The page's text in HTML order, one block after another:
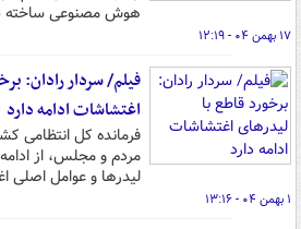
هوش مصنوعی
۱۷ بهمن ۰۴ - ۱۲:۱۹
فیلم/ سردار رادان:
اغتشاشات ادامه دارد
فرمانده کل انتظامی
مردم و مجلس، از
لیدرها و عوامل اصلی
۱ بهمن ۰۴ - ۱۳:۱۶